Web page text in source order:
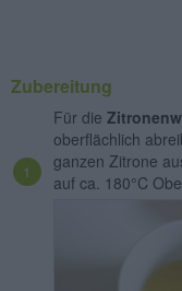
Zubereitung
Für die
oberflächlich
ganzen Zitrone
auf ca. 180°C